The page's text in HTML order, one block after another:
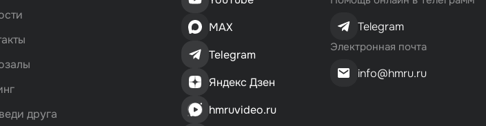
друга
MAX
Telegram
Яндекс Дзен
hmruvideo.ru
Telegram
Электронная почта
info@hmru.ru